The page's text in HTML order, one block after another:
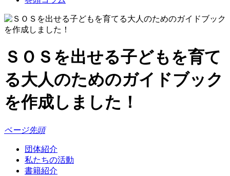
ＳＯＳを出せる子どもを育て
る大人のためのガイドブック
を作成しました！
ページ先頭
団体紹介
私たちの活動
書籍紹介